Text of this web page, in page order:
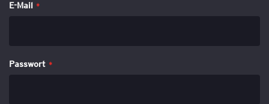
E-Mail
Passwort